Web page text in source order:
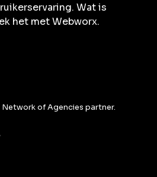
Wat is
het met Webworx.
Network of Agencies partner.